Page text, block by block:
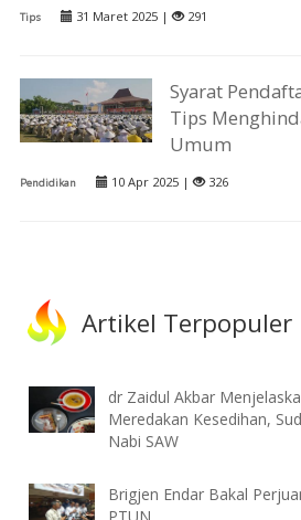
Tips 31 Maret 2025 | 291
Syarat
Tips
Umum
Pendidikan 10 Apr 2025 | 326
Artikel Terpopuler
dr Zaidul Akbar
Meredakan Kesedihan,
Nabi SAW
Brigjen Endar Bakal
PTUN